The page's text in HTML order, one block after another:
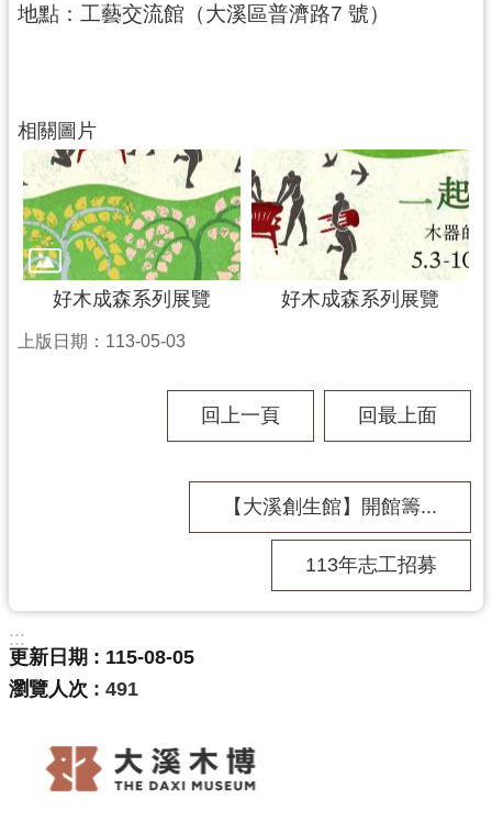
地點：工藝交流館（大溪區普濟路7 號）
相關圖片
好木成森系列展覽 好木成森系列展覽
上版日期：113-05-03
回上一頁 回最上面
【大溪創生館】開館籌...
113年志工招募
:::
更新日期
115-08-05
瀏覽人次
491